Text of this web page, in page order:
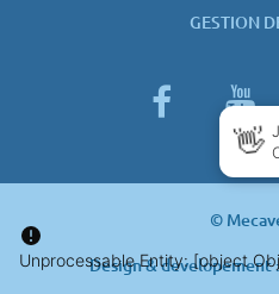
GESTION
©
Design & developement